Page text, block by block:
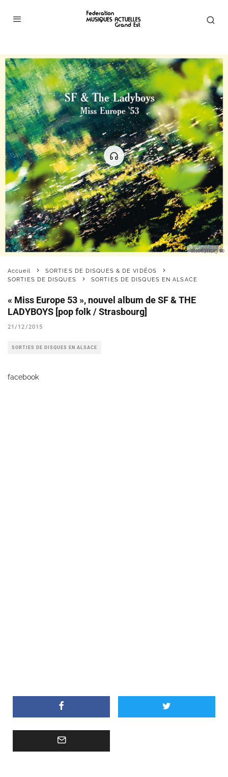
a1106311519 10
Accueil
SORTIES DE DISQUES & DE VIDÉOS
SORTIES DE DISQUES
SORTIES DE DISQUES EN ALSACE
« Miss Europe 53 », nouvel album de SF & THE
LADYBOYS [pop folk / Strasbourg]
21/12/2015
SORTIES DE DISQUES EN ALSACE
facebook